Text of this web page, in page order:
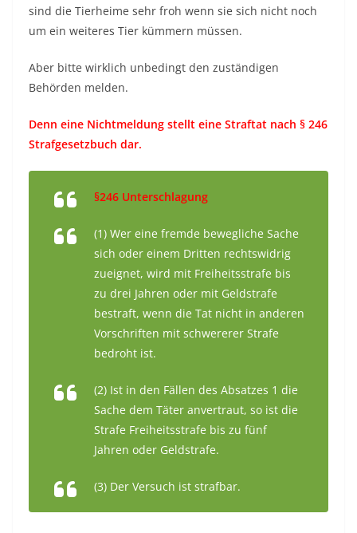
sind die Tierheime sehr froh wenn sie sich nicht noch
um ein weiteres Tier kümmern müssen.
Aber bitte wirklich unbedingt den zuständigen
Behörden melden.
Denn eine Nichtmeldung stellt eine Straftat nach § 246
Strafgesetzbuch dar.
§246 Unterschlagung
(1) Wer eine fremde bewegliche Sache
sich oder einem Dritten rechtswidrig
zueignet, wird mit Freiheitsstrafe bis
zu drei Jahren oder mit Geldstrafe
bestraft, wenn die Tat nicht in anderen
Vorschriften mit schwererer Strafe
bedroht ist.
(2) Ist in den Fällen des Absatzes 1 die
Sache dem Täter anvertraut, so ist die
Strafe Freiheitsstrafe bis zu fünf
Jahren oder Geldstrafe.
(3) Der Versuch ist strafbar.